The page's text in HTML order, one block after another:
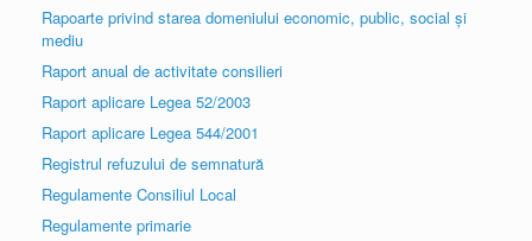
Rapoarte privind starea domeniului economic, public, social și
mediu
Raport anual de activitate consilieri
Raport aplicare Legea 52/2003
Raport aplicare Legea 544/2001
Registrul refuzului de semnatură
Regulamente Consiliul Local
Regulamente primarie